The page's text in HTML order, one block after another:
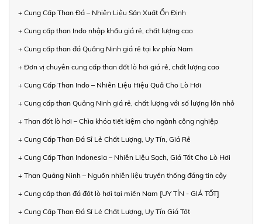
+ Cung Cấp Than Đá – Nhiên Liệu Sản Xuất Ổn Định
+ Cung cấp than Indo nhập khẩu giá rẻ, chất lượng cao
+ Cung cấp than đá Quảng Ninh giá rẻ tại kv phía Nam
+ Đơn vị chuyên cung cấp than đốt lò hơi giá rẻ, chất lượng cao
+ Cung Cấp Than Indo – Nhiên Liệu Hiệu Quả Cho Lò Hơi
+ Cung cấp than Quảng Ninh giá rẻ, chất lượng với số lượng lớn nhỏ
+ Than đốt lò hơi – Chìa khóa tiết kiệm cho ngành công nghiệp
+ Cung Cấp Than Đá Sỉ Lẻ Chất Lượng, Uy Tín, Giá Rẻ
+ Cung Cấp Than Indonesia – Nhiên Liệu Sạch, Giá Tốt Cho Lò Hơi
+ Than Quảng Ninh – Nguồn nhiên liệu truyền thống đáng tin cậy
+ Cung cấp than đá đốt lò hơi tại miền Nam [UY TÍN - GIÁ TỐT]
+ Cung Cấp Than Đá Sỉ Lẻ Chất Lượng, Uy Tín Giá Tốt